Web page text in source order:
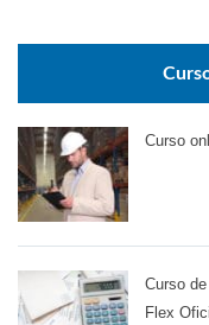
Curso
Curso
Flex